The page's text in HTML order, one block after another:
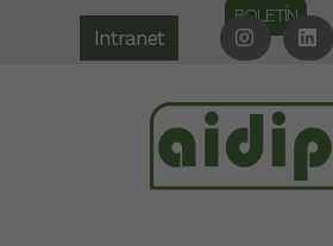
BOLETÍN
Intranet